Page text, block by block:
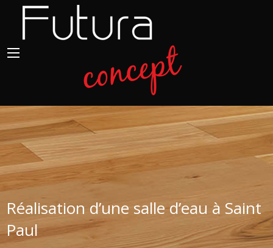
Réalisation d’une salle d’eau à Saint
Paul